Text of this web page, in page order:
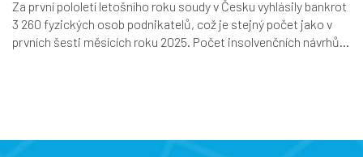
Za první pololetí letošního roku soudy v Česku vyhlásily bankrot
3 260 fyzických osob podnikatelů, což je stejný počet jako v
prvních šesti měsících roku 2025. Počet insolvenčních návrhů...